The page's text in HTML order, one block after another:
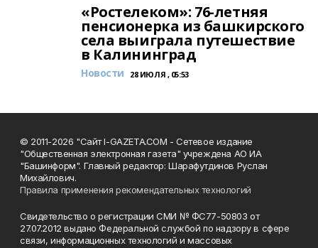
«Ростелеком»: 76-летняя
пенсионерка из башкирского
села выиграла путешествие
в Калининград
Новости 28 ИЮЛЯ , 05:53
© 2011-2026 "Сайт I-GAZETA.COM - Сетевое издание
"Общественная электронная газета" учреждена АО ИА
"Башинформ". Главный редактор: Шарафутдинов Руслан
Михайлович.
Правила применения рекомендательных технологий
Свидетельство о регистрации СМИ № ФС77-50803 от
27.07.2012 выдано Федеральной службой по надзору в сфере
связи, информационных технологий и массовых